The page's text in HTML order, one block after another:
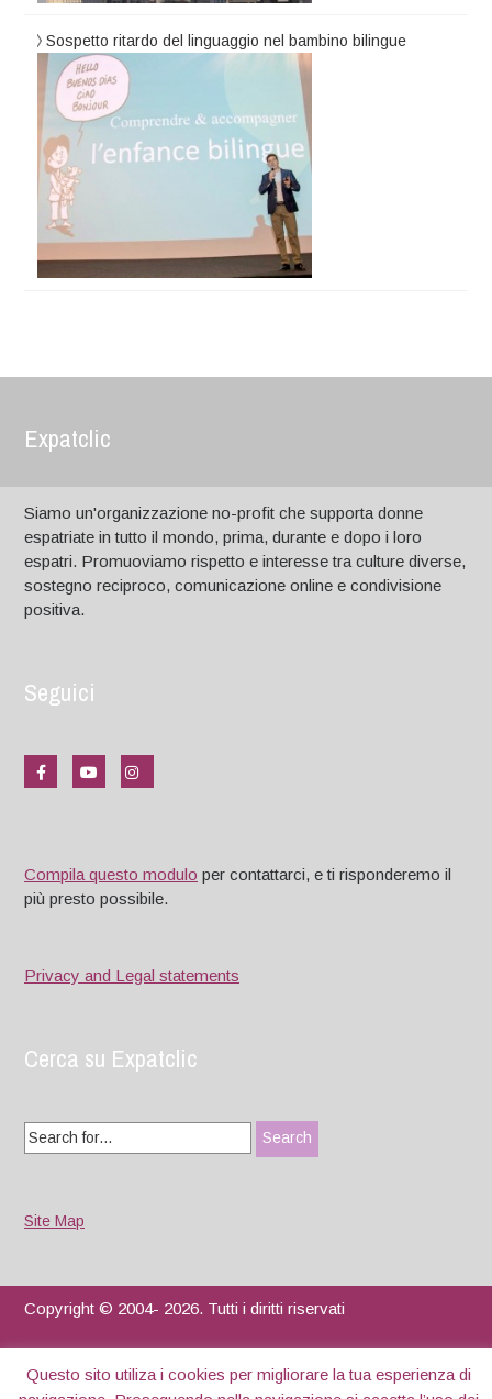
Sospetto ritardo del linguaggio nel bambino bilingue
Expatclic
Siamo un'organizzazione no-profit che supporta donne
espatriate in tutto il mondo, prima, durante e dopo i loro
espatri. Promuoviamo rispetto e interesse tra culture diverse,
sostegno reciproco, comunicazione online e condivisione
positiva.
Seguici
Compila questo modulo per contattarci, e ti risponderemo il
più presto possibile.
Privacy and Legal statements
Cerca su Expatclic
Search
for:
Site Map
Copyright © 2004- 2026. Tutti i diritti riservati
Designed byWPlook Studio
Questo sito utiliza i cookies per migliorare la tua esperienza di